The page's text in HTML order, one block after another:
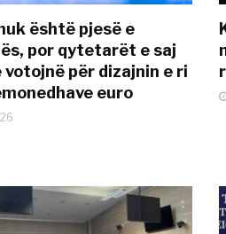
është pjesë e
por qytetarët e saj
votojnë për dizajnin e ri
euro